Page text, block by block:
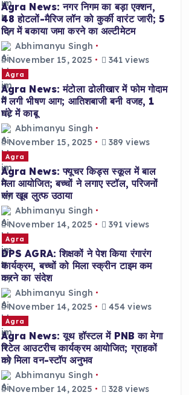
Agra News: नगर निगम का बड़ा एक्शन,
48 होटलों-मैरिज लॉन को कुर्की वारंट जारी; 5
दिन में बकाया जमा करने का अल्टीमेटम
Abhimanyu Singh
November 15, 2025
341 views
Agra
Agra News: मंटोला ढोलीखार में फोम गोदाम
में लगी भीषण आग; आतिशबाजी बनी वजह, 1
घंटे में काबू
Abhimanyu Singh
November 15, 2025
389 views
Agra
Agra News: फ्यूचर किड्स स्कूल में बाल
मेला आयोजित; बच्चों ने लगाए स्टॉल, परिजनों
संग खूब लुत्फ उठाया
Abhimanyu Singh
November 14, 2025
391 views
Agra
DPS AGRA: शिक्षकों ने पेश किया रंगारंग
कार्यक्रम, बच्चों को मिला स्क्रीन टाइम कम
करने का संदेश
Abhimanyu Singh
November 14, 2025
454 views
Agra
Agra News: यूथ हॉस्टल में PNB का मेगा
रिटेल आउटरीच कार्यक्रम आयोजित; ग्राहकों
को मिला वन-स्टॉप अनुभव
Abhimanyu Singh
November 14, 2025
328 views